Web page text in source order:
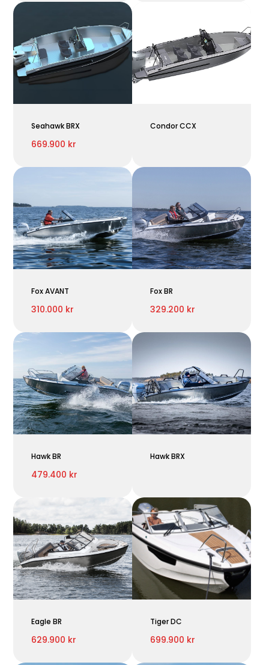
Seahawk BRX
669.900 kr
Condor CCX
Fox AVANT
310.000 kr
Fox BR
329.200 kr
Hawk BR
479.400 kr
Hawk BRX
Eagle BR
629.900 kr
Tiger DC
699.900 kr